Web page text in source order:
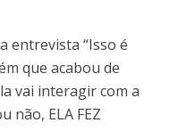
entrevista “Isso é
que acabou de
vai interagir com a
não, ELA FEZ